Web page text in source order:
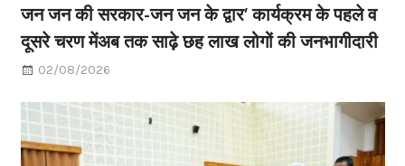
जन जन की सरकार-जन जन के द्वार’ कार्यक्रम के पहले व
दूसरे चरण मेंअब तक साढ़े छह लाख लोगों की जनभागीदारी
02/08/2026